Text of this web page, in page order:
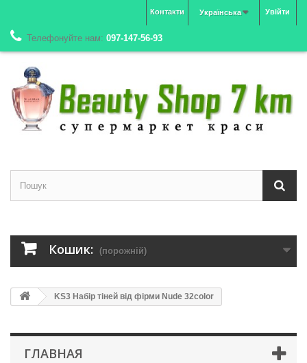
Увійти
Українська
Контакти
Телефонуйте нам: 097-147-56-93
Кошик: (порожній)
KS3 Набір тіней від фірми Nude 32color
ГЛАВНАЯ